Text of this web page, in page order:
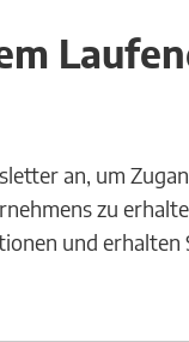
an, um
zu
und erhalten